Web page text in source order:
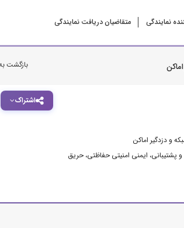
نمایندگی متقاضیان دریافت نمایندگی
بازگشت
اشتراک
و دزدگیر اماکن
پشتیبانی، ایمنی امنیتی حفاظتی، حریق